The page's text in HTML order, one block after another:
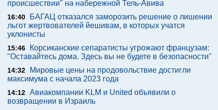
происшествии" на набережной Тель-Авива
16:40
БАГАЦ отказался заморозить решение о лишении
льгот жертвователей йешивам, в которых учатся
уклонисты
15:46
Корсиканские сепаратисты угрожают французам:
"Оставайтесь дома. Здесь вы не будете в безопасности"
14:32
Мировые цены на продовольствие достигли
максимума с начала 2023 года
14:12 Авиакомпании KLM и United объявили о
возвращении в Израиль